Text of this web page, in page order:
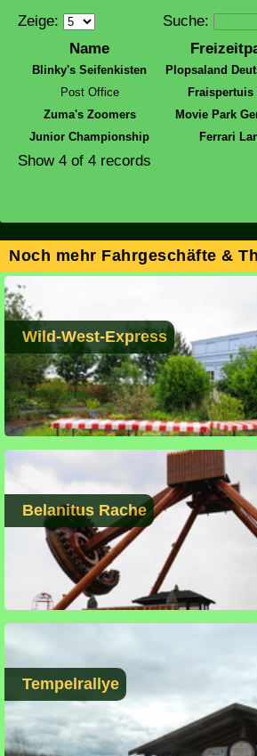
Suche:
Zeige:
Name
Blinky's Seifenkisten Plopsaland
Post Office
Fraispertuis
Zuma's Zoomers
Movie Park
Junior Championship
Ferrari
Show 4 of 4 records
Noch mehr Fahrgeschäfte &
Wild-West-Express
Belanitus Rache
Tempelrallye